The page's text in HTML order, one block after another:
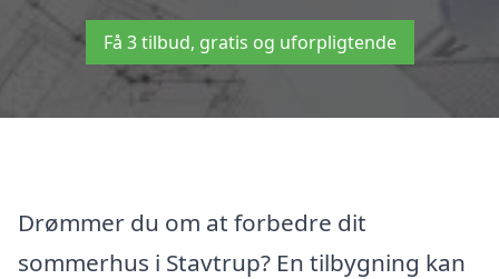
Få 3 tilbud, gratis og uforpligtende
Drømmer du om at forbedre dit
sommerhus i Stavtrup? En tilbygning kan